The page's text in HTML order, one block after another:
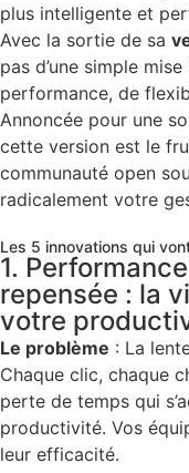
plus intelligente et
Avec la sortie de sa
pas d’une simple
performance, de
Annoncée pour une
cette version est le
communauté open
radicalement votre
Les 5 innovations qui
1.
repensée : la
votre
Le problème : La
Chaque clic, chaque
perte de temps qui
productivité. Vos
leur efficacité.